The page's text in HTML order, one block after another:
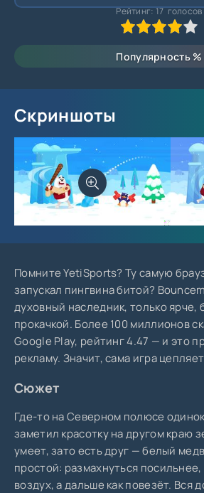
3 4 5
Рейтинг:17 голосов
Популярность %
Скриншоты
Помните YetiSports? Ту самую
запускал пингвина битой?
духовный наследник, только ярче,
прокачкой. Более 100 миллионов
Google Play, рейтинг 4.47 — и это
рекламу. Значит, сама игра
Сюжет
Где-то на Северном полюсе
заметил красотку на другом краю
умеет, зато есть друг — белый
простой: размахнуться
воздух, а дальше как повезёт. Вся